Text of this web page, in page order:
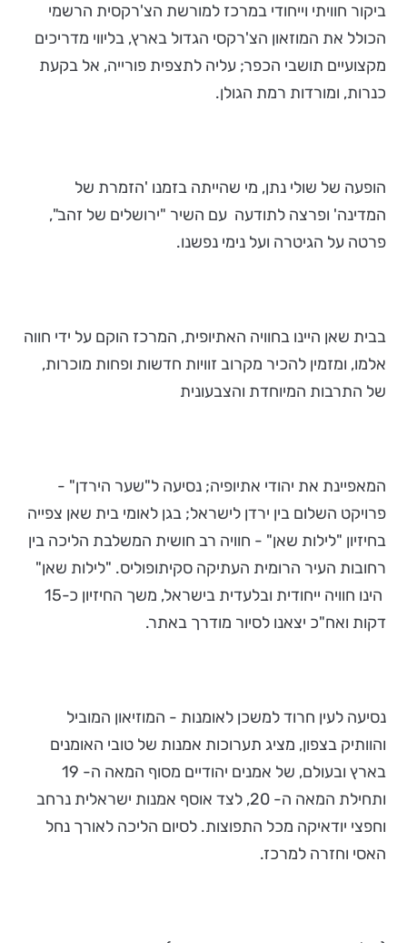
ביקור חוויתי וייחודי במרכז למורשת הצ'רקסית הרשמי
הכולל את המוזאון הצ'רקסי הגדול בארץ, בליווי מדריכים
מקצועיים תושבי הכפר; עליה לתצפית פורייה, אל בקעת
כנרות, ומורדות רמת הגולן.
הופעה של שולי נתן, מי שהייתה בזמנו 'הזמרת של
המדינה' ופרצה לתודעה עם השיר "ירושלים של זהב",
פרטה על הגיטרה ועל נימי נפשנו.
בבית שאן היינו בחוויה האתיופית, המרכז הוקם על ידי חווה
אלמו, ומזמין להכיר מקרוב זוויות חדשות ופחות מוכרות,
של התרבות המיוחדת והצבעונית
המאפיינת את יהודי אתיופיה; נסיעה ל"שער הירדן" -
פרויקט השלום בין ירדן לישראל; בגן לאומי בית שאן צפייה
בחיזיון "לילות שאן" - חוויה רב חושית המשלבת הליכה בין
רחובות העיר הרומית העתיקה סקיתופוליס. "לילות שאן"
הינו חוויה ייחודית ובלעדית בישראל, משך החיזיון כ-15
דקות ואח"כ יצאנו לסיור מודרך באתר.
נסיעה לעין חרוד למשכן לאומנות - המוזיאון המוביל
והוותיק בצפון, מציג תערוכות אמנות של טובי האומנים
בארץ ובעולם, של אמנים יהודיים מסוף המאה ה- 19
ותחילת המאה ה- 20, לצד אוסף אמנות ישראלית נרחב
וחפצי יודאיקה מכל התפוצות. לסיום הליכה לאורך נחל
האסי וחזרה למרכז.